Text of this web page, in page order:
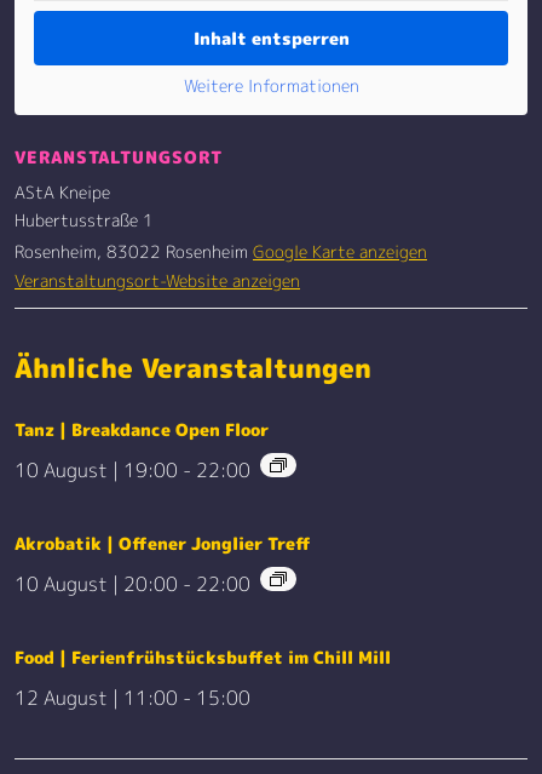
VERANSTALTUNGSORT
AStA Kneipe
Hubertusstraße 1
Rosenheim, 83022 Rosenheim Google Karte anzeigen
Veranstaltungsort-Website anzeigen
Inhalt entsperren
Weitere Informationen
Ähnliche Veranstaltungen
Tanz | Breakdance Open Floor
10 August | 19:00 - 22:00
Akrobatik | Offener Jonglier Treff
10 August | 20:00 - 22:00
Food | Ferienfrühstücksbuffet im Chill Mill
12 August | 11:00 - 15:00